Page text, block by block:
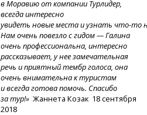
в Моравию от компании Турлидер,
всегда интересно
увидетьновыеместаи узнать что-то
Нам очень повезло с гидом — Галина
очень профессиональна, интересно
рассказывает, у нее замечательная
речь и приятный тембр голоса, она
очень внимательна к туристам
и всегда готова помочь. Спасибо
за тур!» Жаннета Козак 18 сентября
2018